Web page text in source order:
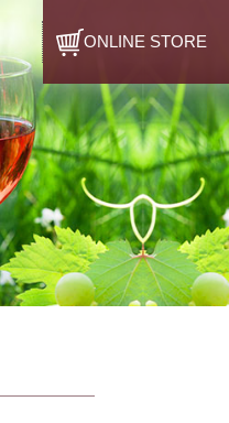
ONLINE STORE